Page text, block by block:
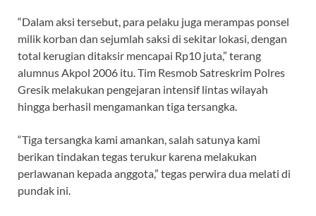
“Dalam aksi tersebut, para pelaku juga merampas ponsel
milik korban dan sejumlah saksi di sekitar lokasi, dengan
total kerugian ditaksir mencapai Rp10 juta,” terang
alumnus Akpol 2006 itu. Tim Resmob Satreskrim Polres
Gresik melakukan pengejaran intensif lintas wilayah
hingga berhasil mengamankan tiga tersangka.
“Tiga tersangka kami amankan, salah satunya kami
berikan tindakan tegas terukur karena melakukan
perlawanan kepada anggota,” tegas perwira dua melati di
pundak ini.